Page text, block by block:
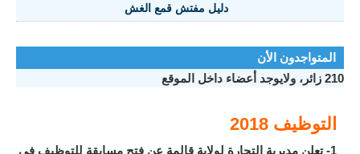
دليل مفتش قمع الغش
الأن
2018
تعلن مديرية التجارة لولاية قالمة عن فتح مسابقة للتوظيف في